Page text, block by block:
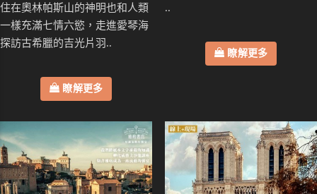
住在奧林帕斯山的神明也和人類
一樣充滿七情六慾，走進愛琴海
探訪古希臘的吉光片羽..
瞭解更多
..
瞭解更多